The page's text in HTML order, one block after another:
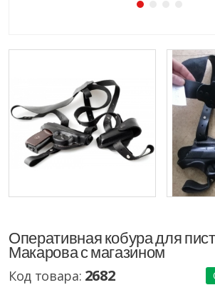
Оперативная кобура для
Макарова с магазином
Код товара: 2682